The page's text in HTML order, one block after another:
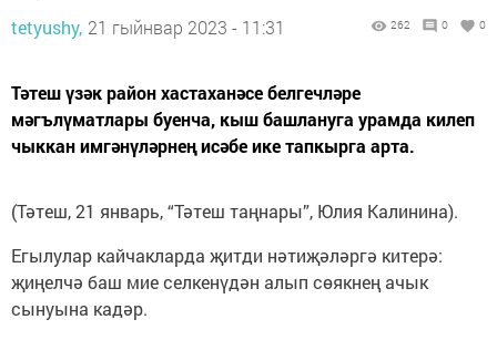
tetyushy, 21 гыйнвар 2023 - 11:31 262 0 0
Тәтеш үзәк район хастаханәсе белгечләре
мәгълүматлары буенча, кыш башлануга урамда килеп
чыккан имгәнүләрнең исәбе ике тапкырга арта.
(Тәтеш, 21 январь, “Тәтеш таңнары”, Юлия Калинина).
Егылулар кайчакларда җитди нәтиҗәләргә китерә:
җиңелчә баш мие селкенүдән алып сөякнең ачык
сынуына кадәр.